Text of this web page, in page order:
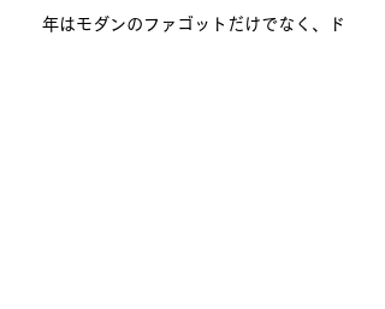
年はモダンのファゴットだけでなく、ド